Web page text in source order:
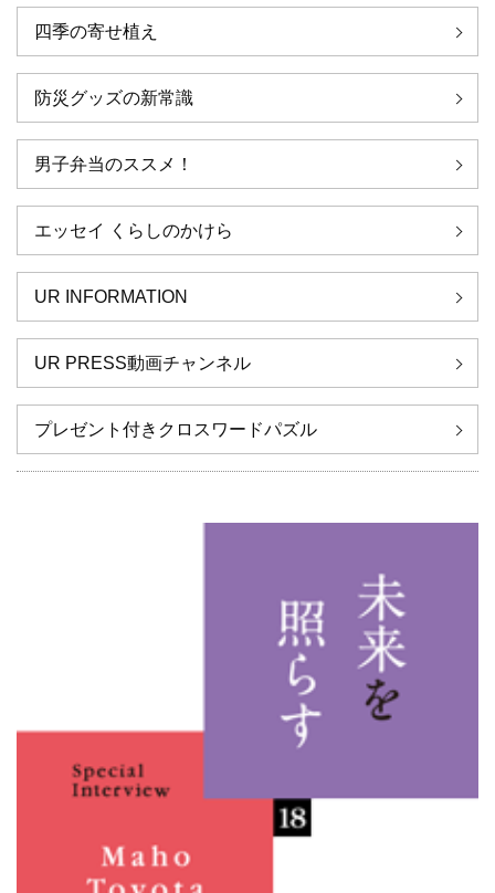
四季の寄せ植え
防災グッズの新常識
男子弁当のススメ！
エッセイ くらしのかけら
UR INFORMATION
UR PRESS動画チャンネル
プレゼント付きクロスワードパズル